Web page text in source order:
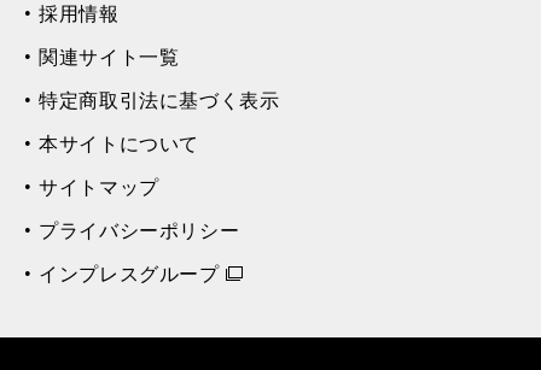
採用情報
関連サイト一覧
特定商取引法に基づく表示
本サイトについて
サイトマップ
プライバシーポリシー
インプレスグループ